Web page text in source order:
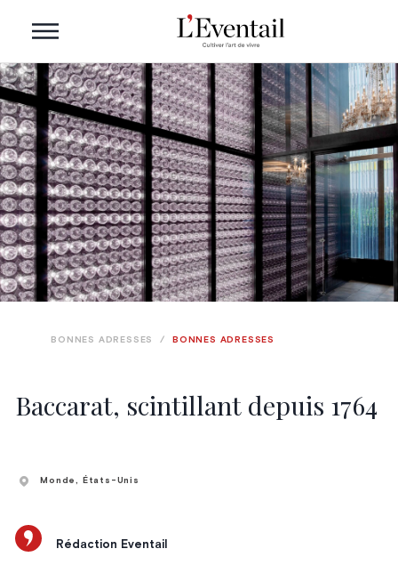
Baccarat, scintillant depuis 1764
BONNES ADRESSES / BONNES ADRESSES
Monde, États-Unis
Rédaction Eventail